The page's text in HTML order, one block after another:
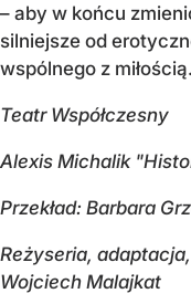
– aby w końcu
silniejsze od
wspólnego z miłością.
Teatr Współczesny
Alexis Michalik "
Przekład: Barbara
Reżyseria,
Wojciech Malajkat